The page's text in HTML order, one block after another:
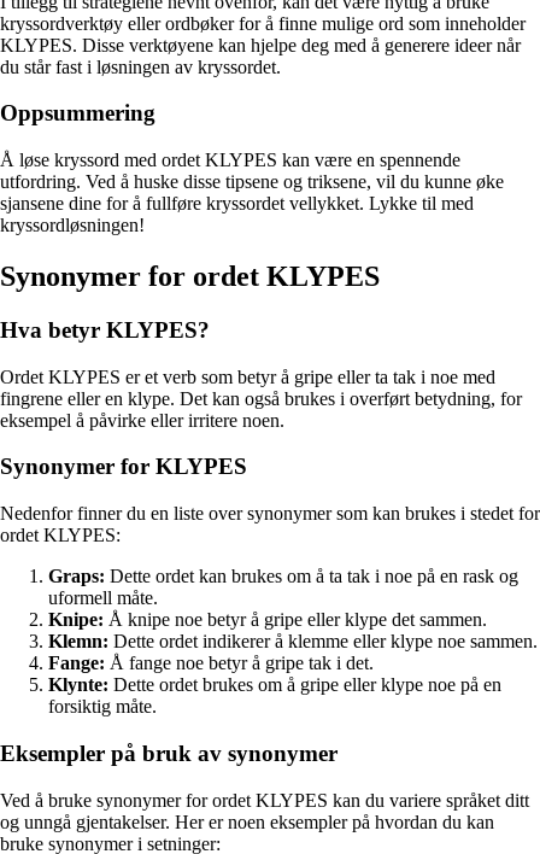
kryssordverktøy eller ordbøker for å finne mulige ord som inneholder
KLYPES. Disse verktøyene kan hjelpe deg med å generere ideer når
du står fast i løsningen av kryssordet.
Oppsummering
Å løse kryssord med ordet KLYPES kan være en spennende
utfordring. Ved å huske disse tipsene og triksene, vil du kunne øke
sjansene dine for å fullføre kryssordet vellykket. Lykke til med
kryssordløsningen!
Synonymer for ordet KLYPES
Hva betyr KLYPES?
Ordet KLYPES er et verb som betyr å gripe eller ta tak i noe med
fingrene eller en klype. Det kan også brukes i overført betydning, for
eksempel å påvirke eller irritere noen.
Synonymer for KLYPES
Nedenfor finner du en liste over synonymer som kan brukes i stedet for
ordet KLYPES:
Graps: Dette ordet kan brukes om å ta tak i noe på en rask og
uformell måte.
Knipe: Å knipe noe betyr å gripe eller klype det sammen.
Klemn: Dette ordet indikerer å klemme eller klype noe sammen.
Fange: Å fange noe betyr å gripe tak i det.
Klynte: Dette ordet brukes om å gripe eller klype noe på en
forsiktig måte.
Eksempler på bruk av synonymer
Ved å bruke synonymer for ordet KLYPES kan du variere språket ditt
og unngå gjentakelser. Her er noen eksempler på hvordan du kan
bruke synonymer i setninger: